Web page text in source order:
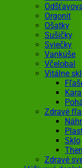
Orgonit
Ošatky
Sušičky
Sviečky
Vankúše
Včelobal
Vitálne
Zdravé
Sklo
Zdravé